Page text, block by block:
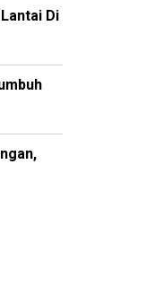
Di